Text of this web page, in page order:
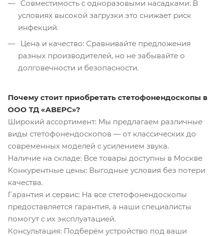
Совместимость с одноразовыми насадками: В
условиях высокой загрузки это снижает риск
инфекций.
Цена и качество: Сравнивайте предложения
разных производителей, но не забывайте о
долговечности и безопасности.
Почему стоит приобретать стетофонендоскопы в
ООО ТД «АВЕРС»?
Широкий ассортимент: Мы предлагаем различные
виды стетофонендоскопов — от классических до
современных моделей с усилением звука.
Наличие на складе: Все товары доступны в Москве
Конкурентные цены: Выгодные условия без потери
качества.
Гарантия и сервис: На все стетофонендоскопы
предоставляется гарантия, а наши специалисты
помогут с их эксплуатацией.
Консультация: Подберём устройство под ваши